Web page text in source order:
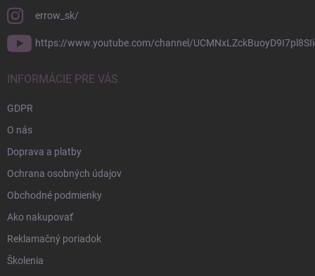
errow_sk/
https://www.youtube.com/channel/
INFORMÁCIE PRE VÁS
GDPR
O nás
Doprava a platby
Ochrana osobných údajov
Obchodné podmienky
Ako nakupovať
Reklamačný poriadok
Školenia